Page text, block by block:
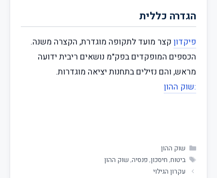
הגדרה כללית
פיקדון קצר מועד לתקופה מוגדרת, הקצרה משנה.
הכספים המופקדים בפק"מ נושאים ריבית ידועה
מראש, והם נזילים בתחנות יציאה מוגדרות.
:שוק ההון
שוק ההון
ביטוח, חיסכון, פנסיה, שוק ההון
עקרון הגילוי